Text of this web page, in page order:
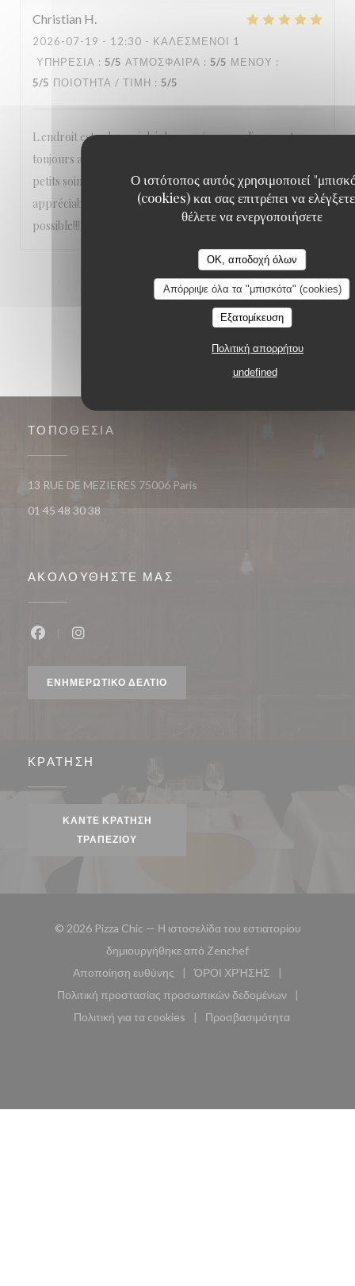
Ο ιστότοπος αυτός χρησιμοποιεί
(cookies) και σας επιτρέπει να ελέγξετε
θέλετε να ενεργοποιήσετε
OK, αποδοχή όλων
Απόρριψε όλα τα "μπισκότα" (cookies)
Εξατομίκευση
Πολιτική απορρήτου
undefined
Christian H
2026-07-19 - 12:30 - ΚΑΛΕΣΜΈΝΟΙ 1
ΥΠΗΡΕΣΊΑ : 5/5 ΑΤΜΌΣΦΑΙΡΑ : 5/5 ΜΕΝΟΎ :
5/5 ΠΟΙΌΤΗΤΑ / ΤΙΜΉ : 5/5
L.endroit est calme, niché dans un 6e arrondissement
toujours aussi agréable, le personnel est très sympa et aux
petits soins, les pizzas sont délicieuses et les vins très
appréciables On n’hésite pas à y retourner dès que
possible!!!
2 3
ΤΟΠΟΘΕΣΊΑ
13 RUE DE MEZIERES 75006 Paris
01 45 48 30 38
ΑΚΟΛΟΥΘΉΣΤΕ ΜΑΣ
ΕΝΗΜΕΡΩΤΙΚΌ ΔΕΛΤΊΟ
ΚΡΆΤΗΣΗ
ΚΆΝΤΕ ΚΡΆΤΗΣΗ
ΤΡΑΠΕΖΙΟΎ
© 2026 Pizza Chic — Η ιστοσελίδα του εστιατορίου
δημιουργήθηκε από Zenchef((ανοίγει σε νέο
Αποποίηση ευθύνης
((ανοίγει σε νέο παράθυρο))
ΌΡΟΙ ΧΡΉΣΗΣ
((ανοίγει σε νέο
Πολιτική προστασίας προσωπικών δεδομένων
((ανοίγει σε νέο παράθυρο))
Πολιτική για τα cookies
((ανοίγει σε νέο παράθυρο))
Προσβασιμότητα
((ανοίγει σε νέο